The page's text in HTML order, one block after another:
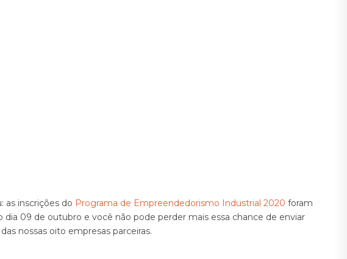
as inscrições do Programa de Empreendedorismo Industrial 2020 foram
dia 09 de outubro e você não pode perder mais essa chance de enviar
nossas oito empresas parceiras.